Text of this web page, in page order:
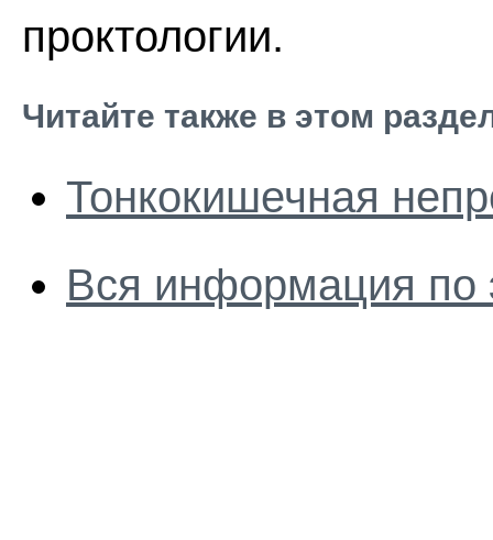
проктологии.
Читайте также в этом
Тонкокишечная
Вся информация по